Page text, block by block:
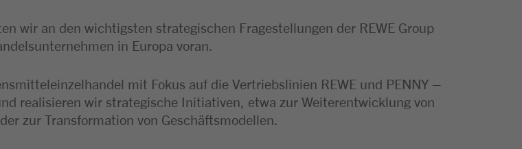
wir an den wichtigsten strategischen Fragestellungen der REWE Group
in Europa voran.
mit Fokus auf die Vertriebslinien REWE und PENNY –
realisieren wir strategische Initiativen, etwa zur Weiterentwicklung von
zur Transformation von Geschäftsmodellen.